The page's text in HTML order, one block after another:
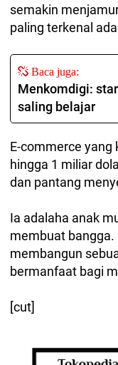
semakin
paling terkenal
Baca juga:
Menkomdigi:
saling belajar
E-commerce yang
hingga 1 miliar
dan pantang
Ia adalaha anak
membuat bangga.
membangun
bermanfaat bagi
[cut]